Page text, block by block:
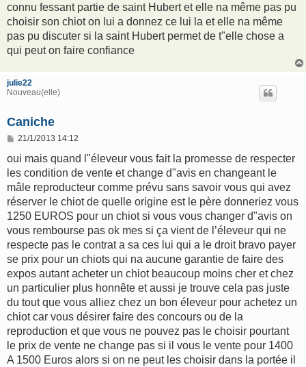
connu fessant partie de saint Hubert et elle na même pas pu
choisir son chiot on lui a donnez ce lui la et elle na même
pas pu discuter si la saint Hubert permet de t"elle chose a
qui peut on faire confiance
julie22
Nouveau(elle)
Caniche
M
s
a
g
e
21/1/2013 14:12
oui mais quand l"éleveur vous fait la promesse de respecter
les condition de vente et change d"avis en changeant le
mâle reproducteur comme prévu sans savoir vous qui avez
réserver le chiot de quelle origine est le père donneriez vous
1250 EUROS pour un chiot si vous vous changer d"avis on
vous rembourse pas ok mes si ça vient de l’éleveur qui ne
respecte pas le contrat a sa ces lui qui a le droit bravo payer
se prix pour un chiots qui na aucune garantie de faire des
expos autant acheter un chiot beaucoup moins cher et chez
un particulier plus honnête et aussi je trouve cela pas juste
du tout que vous alliez chez un bon éleveur pour achetez un
chiot car vous désirer faire des concours ou de la
reproduction et que vous ne pouvez pas le choisir pourtant
le prix de vente ne change pas si il vous le vente pour 1400
A 1500 Euros alors si on ne peut les choisir dans la portée il